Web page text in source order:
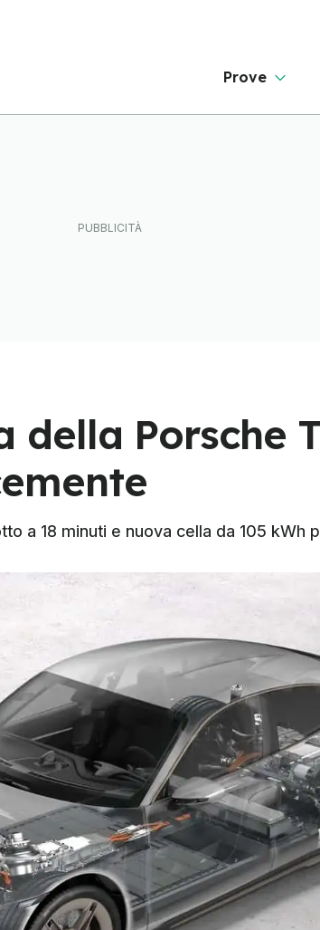
Prove
della Porsche
a 18 minuti e nuova cella da 105 kWh